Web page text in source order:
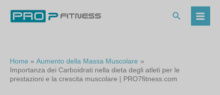
contenuto
Cerca
Home
Aumento della Massa Muscolare
Importanza dei Carboidrati nella dieta degli atleti per le
prestazioni e la crescita muscolare | PRO7fitness.com